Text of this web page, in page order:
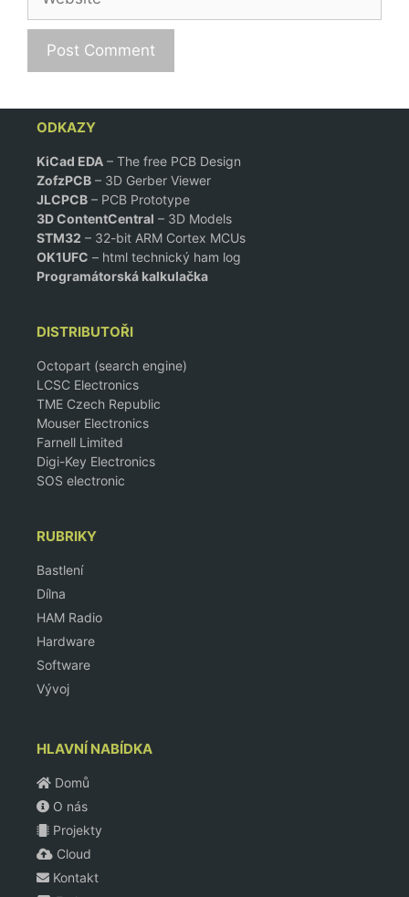
ODKAZY
KiCad EDA – The free PCB Design
ZofzPCB – 3D Gerber Viewer
JLCPCB – PCB Prototype
3D ContentCentral – 3D Models
STM32 – 32-bit ARM Cortex MCUs
OK1UFC – html technický ham log
Programátorská kalkulačka
DISTRIBUTOŘI
Octopart (search engine)
LCSC Electronics
TME Czech Republic
Mouser Electronics
Farnell Limited
Digi-Key Electronics
SOS electronic
RUBRIKY
Bastlení
Dílna
HAM Radio
Hardware
Software
Vývoj
HLAVNÍ NABÍDKA
Domů
O nás
Projekty
Cloud
Kontakt